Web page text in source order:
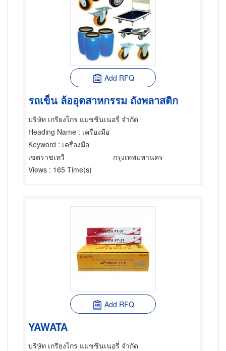
Add RFQ
รถเข็น ล้ออุตสาหกรรม ถังพลาสติก
บริษัท เกรียงไกร แมชชีนเนอรี่ จำกัด
Heading Name : เครื่องมือ
Keyword : เครื่องมือ
เขตราชเทวี
กรุงเทพมหานคร
Views : 165 Time(s)
Add RFQ
YAWATA
บริษัท เกรียงไกร แมชชีนเนอรี่ จำกัด